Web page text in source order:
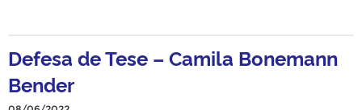
Defesa de Tese – Camila Bonemann
Bender